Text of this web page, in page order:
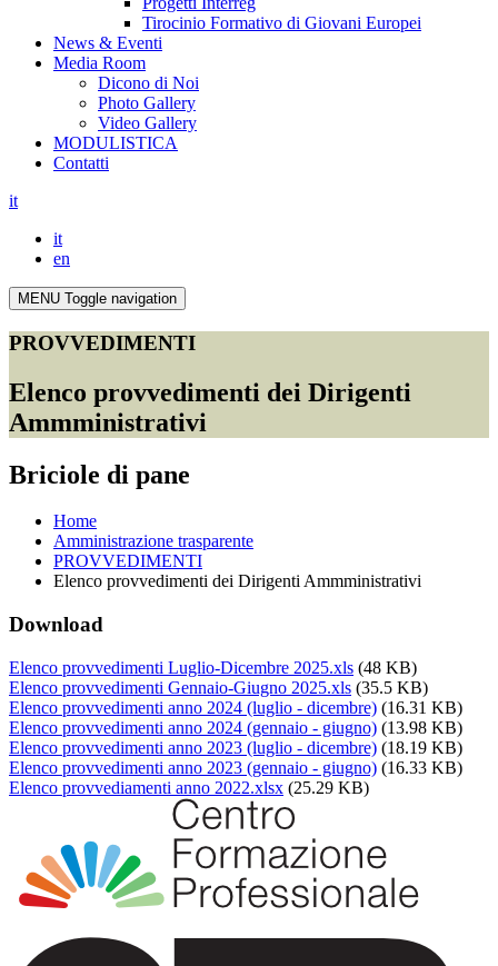
Tirocinio Formativo di Giovani Europei
News & Eventi
Media Room
Dicono di Noi
Photo Gallery
Video Gallery
MODULISTICA
Contatti
it
it
en
MENU Toggle navigation
PROVVEDIMENTI
Elenco provvedimenti dei Dirigenti
Ammministrativi
Briciole di pane
Home
Amministrazione trasparente
PROVVEDIMENTI
Elenco provvedimenti dei Dirigenti Ammministrativi
Download
Elenco provvedimenti Luglio-Dicembre 2025.xls (48 KB)
Elenco provvedimenti Gennaio-Giugno 2025.xls (35.5 KB)
Elenco provvedimenti anno 2024 (luglio - dicembre) (16.31 KB)
Elenco provvedimenti anno 2024 (gennaio - giugno) (13.98 KB)
Elenco provvedimenti anno 2023 (luglio - dicembre) (18.19 KB)
Elenco provvedimenti anno 2023 (gennaio - giugno) (16.33 KB)
Elenco provvediamenti anno 2022.xlsx (25.29 KB)